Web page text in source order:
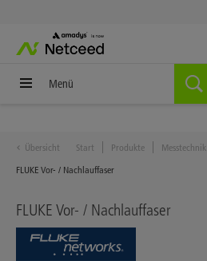
Menü
Übersicht Start Produkte Messtechnik
FLUKE Vor- / Nachlauffaser
FLUKE Vor- / Nachlauffaser